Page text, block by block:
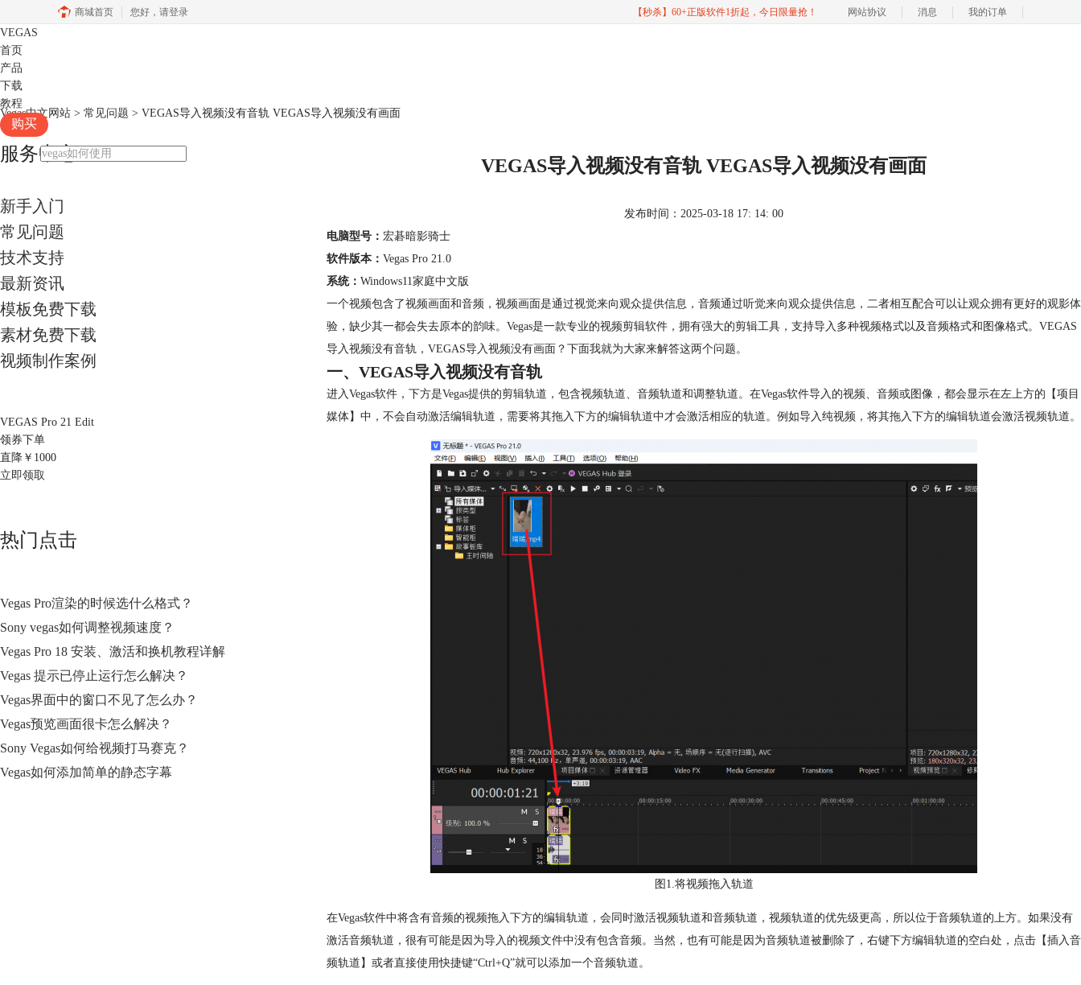
商城首页 您好， 请登录 【秒杀】60+正版软件1折起，今日限量抢！ 网站协议 消息 我的订单
VEGAS
首页
产品
下载
教程
购买
Vegas中文网站 > 常见问题 > VEGAS导入视频没有音轨 VEGAS导入视频没有画面
服务中心
新手入门
常见问题
技术支持
最新资讯
模板免费下载
素材免费下载
视频制作案例
VEGAS Pro 21 Edit
领券下单
直降￥ 1000
立即领取
热门点击
Vegas Pro渲染的时候选什么格式？
Sony vegas如何调整视频速度？
Vegas Pro 18 安装、激活和换机教程详解
Vegas 提示已停止运行怎么解决？
Vegas界面中的窗口不见了怎么办？
Vegas预览画面很卡怎么解决？
Sony Vegas如何给视频打马赛克？
Vegas如何添加简单的静态字幕
VEGAS导入视频没有音轨 VEGAS导入视频没有画面
发布时间：2025-03-18 17: 14: 00
电脑型号： 宏碁暗影骑士
软件版本： Vegas Pro 21.0
系统： Windows11家庭中文版
一个视频包含了视频画面和音频，视频画面是通过视觉来向观众提供信息，音频通过听觉来向观众提供信息，二者相互配合可以让观众拥有更好的观影体
验，缺少其一都会失去原本的韵味。Vegas是一款专业的视频剪辑软件，拥有强大的剪辑工具，支持导入多种视频格式以及音频格式和图像格式。VEGAS
导入视频没有音轨，VEGAS导入视频没有画面？下面我就为大家来解答这两个问题。
一、VEGAS导入视频没有音轨
进入Vegas软件，下方是Vegas提供的剪辑轨道，包含视频轨道、音频轨道和调整轨道。在Vegas软件导入的视频、音频或图像，都会显示在左上方的【项目
媒体】中，不会自动激活编辑轨道，需要将其拖入下方的编辑轨道中才会激活相应的轨道。例如导入纯视频，将其拖入下方的编辑轨道会激活视频轨道。
图1.将视频拖入轨道
在Vegas软件中将含有音频的视频拖入下方的编辑轨道，会同时激活视频轨道和音频轨道，视频轨道的优先级更高，所以位于音频轨道的上方。如果没有
激活音频轨道，很有可能是因为导入的视频文件中没有包含音频。当然，也有可能是因为音频轨道被删除了，右键下方编辑轨道的空白处，点击【插入音
频轨道】或者直接使用快捷键“Ctrl+Q”就可以添加一个音频轨道。